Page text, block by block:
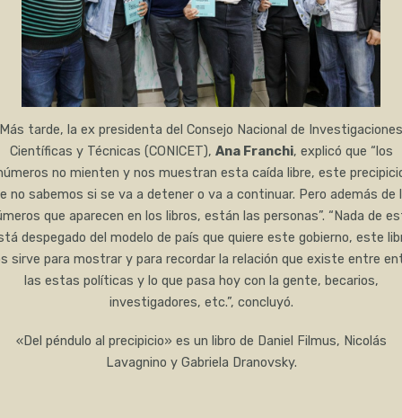
Más tarde, la ex presidenta del Consejo Nacional de Investigaciones
Científicas y Técnicas (CONICET), Ana Franchi, explicó que “los
no mienten y nos muestran esta caída libre, este
no sabemos si se va a detener o va a continuar. Pero además de
que aparecen en los libros, están las personas”. “Nada de
despegado del modelo de país que quiere este gobierno, este
sirve para mostrar y para recordar la relación que existe entre
las estas políticas y lo que pasa hoy con la gente, becarios,
investigadores, etc.”, concluyó.
«Del péndulo al precipicio» es un libro de Daniel Filmus, Nicolás
Lavagnino y Gabriela Dranovsky.